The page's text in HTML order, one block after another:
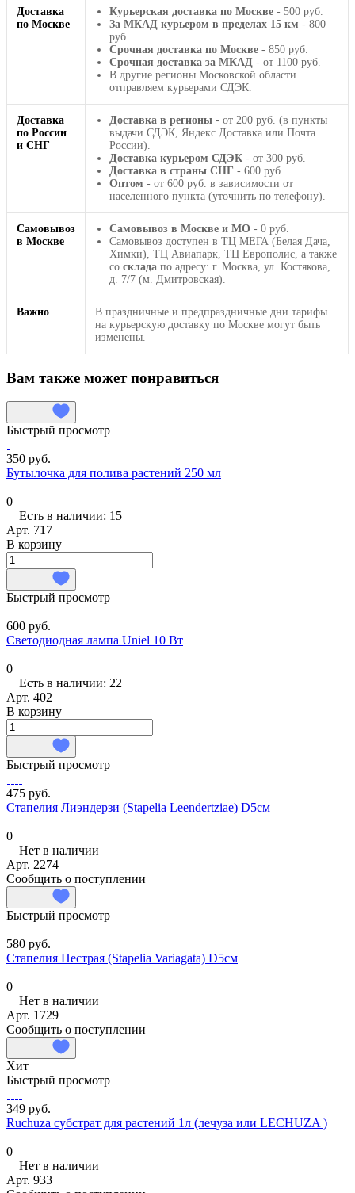
Доставка
по Москве
Курьерская доставка по Москве - 500 руб.
За МКАД курьером в пределах 15 км - 800
руб.
Срочная доставка по Москве - 850 руб.
Срочная доставка за МКАД - от 1100 руб.
В другие регионы Московской области
отправляем курьерами СДЭК.
Доставка
по России
и СНГ
Доставка в регионы - от 200 руб. (в пункты
выдачи СДЭК, Яндекс Доставка или Почта
России).
Доставка курьером СДЭК - от 300 руб.
Доставка в страны СНГ - 600 руб.
Оптом - от 600 руб. в зависимости от
населенного пункта (уточнить по телефону).
Самовывоз
в Москве
Самовывоз в Москве и МО - 0 руб.
Самовывоз доступен в ТЦ МЕГА (Белая Дача,
Химки), ТЦ Авиапарк, ТЦ Европолис, а также
со склада по адресу: г. Москва, ул. Костякова,
д. 7/7 (м. Дмитровская).
Важно
В праздничные и предпраздничные дни тарифы
на курьерскую доставку по Москве могут быть
изменены.
Вам также может понравиться
Быстрый просмотр
350 руб.
Бутылочка для полива растений 250 мл
0
Есть в наличии: 15
Арт. 717
В корзину
Быстрый просмотр
600 руб.
Светодиодная лампа Uniel 10 Вт
0
Есть в наличии: 22
Арт. 402
В корзину
Быстрый просмотр
475 руб.
Стапелия Лиэндерзи (Stapelia Leendertziae) D5см
0
Нет в наличии
Арт. 2274
Сообщить о поступлении
Быстрый просмотр
580 руб.
Стапелия Пестрая (Stapelia Variagata) D5см
0
Нет в наличии
Арт. 1729
Сообщить о поступлении
Хит
Быстрый просмотр
349 руб.
Ruchuza субстрат для растений 1л (лечуза или LECHUZA )
0
Нет в наличии
Арт. 933